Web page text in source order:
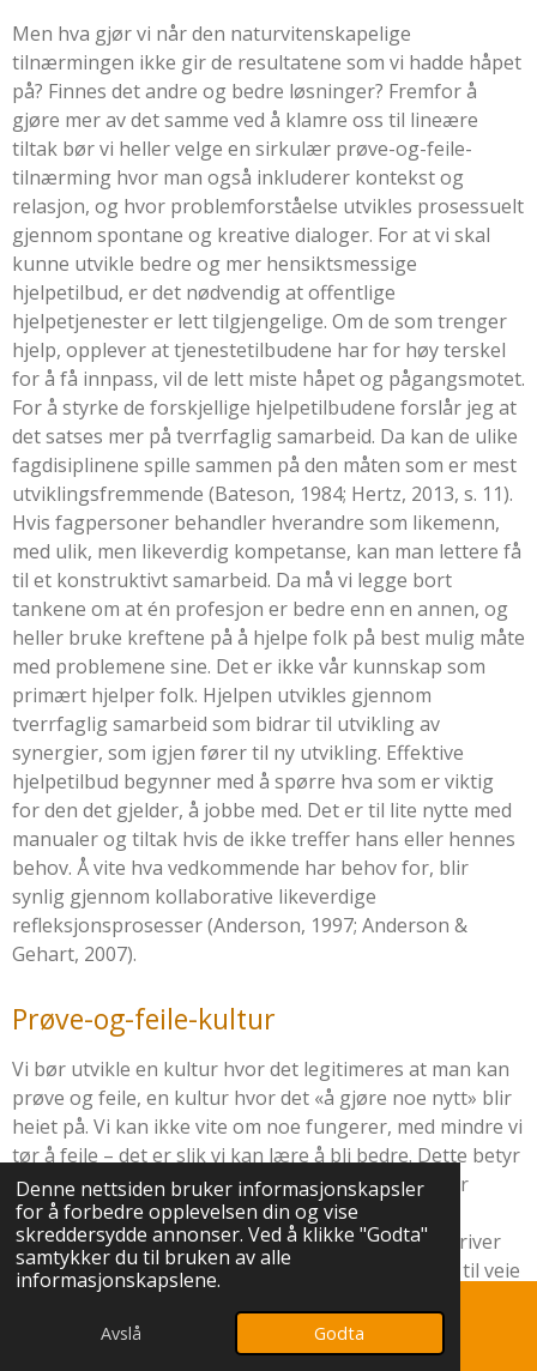
Denne nettsiden bruker informasjonskapsler
for å forbedre opplevelsen din og vise
skreddersydde annonser. Ved å klikke "Godta"
samtykker du til bruken av alle
informasjonskapslene.
Avslå Godta
Men hva gjør vi når den naturvitenskapelige
tilnærmingen ikke gir de resultatene som vi hadde håpet
på? Finnes det andre og bedre løsninger? Fremfor å
gjøre mer av det samme ved å klamre oss til lineære
tiltak bør vi heller velge en sirkulær prøve-og-feile-
tilnærming hvor man også inkluderer kontekst og
relasjon, og hvor problemforståelse utvikles prosessuelt
gjennom spontane og kreative dialoger. For at vi skal
kunne utvikle bedre og mer hensiktsmessige
hjelpetilbud, er det nødvendig at offentlige
hjelpetjenester er lett tilgjengelige. Om de som trenger
hjelp, opplever at tjenestetilbudene har for høy terskel
for å få innpass, vil de lett miste håpet og pågangsmotet.
For å styrke de forskjellige hjelpetilbudene forslår jeg at
det satses mer på tverrfaglig samarbeid. Da kan de ulike
fagdisiplinene spille sammen på den måten som er mest
utviklingsfremmende (Bateson, 1984; Hertz, 2013, s. 11).
Hvis fagpersoner behandler hverandre som likemenn,
med ulik, men likeverdig kompetanse, kan man lettere få
til et konstruktivt samarbeid. Da må vi legge bort
tankene om at én profesjon er bedre enn en annen, og
heller bruke kreftene på å hjelpe folk på best mulig måte
med problemene sine. Det er ikke vår kunnskap som
primært hjelper folk. Hjelpen utvikles gjennom
tverrfaglig samarbeid som bidrar til utvikling av
synergier, som igjen fører til ny utvikling. Effektive
hjelpetilbud begynner med å spørre hva som er viktig
for den det gjelder, å jobbe med. Det er til lite nytte med
manualer og tiltak hvis de ikke treffer hans eller hennes
behov. Å vite hva vedkommende har behov for, blir
synlig gjennom kollaborative likeverdige
refleksjonsprosesser (Anderson, 1997; Anderson &
Gehart, 2007).
Prøve-og-feile-kultur
Vi bør utvikle en kultur hvor det legitimeres at man kan
prøve og feile, en kultur hvor det «å gjøre noe nytt» blir
heiet på. Vi kan ikke vite om noe fungerer, med mindre vi
tør å feile – det er slik vi kan lære å bli bedre. Dette betyr
også at man trenger ledere som legger til rette for
utviklingsmuligheter gjennom å benytte «Bokløv-
mentaliteten». Fagfolk kan kun bli bedre i det de driver
med, gjennom praksis. Det er praksis som skaffer til veie
den nødvendige feedbacken, gjennom å se hvilke tiltak
som er vellykkede. Slik jeg ser det, er det den som søker
hjelp, som skal bestemme om et tiltak skal beholdes eller
E-post